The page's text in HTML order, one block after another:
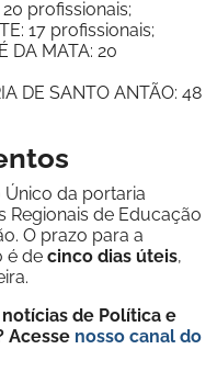
20 profissionais;
17 profissionais;
DA MATA: 20
DE SANTO ANTÃO: 48
da portaria
Regionais de Educação
O prazo para a
é de cinco dias úteis,
de Política e
Acesse nosso canal do